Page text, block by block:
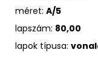
méret: A/5
lapszám: 80,00
lapok típusa: